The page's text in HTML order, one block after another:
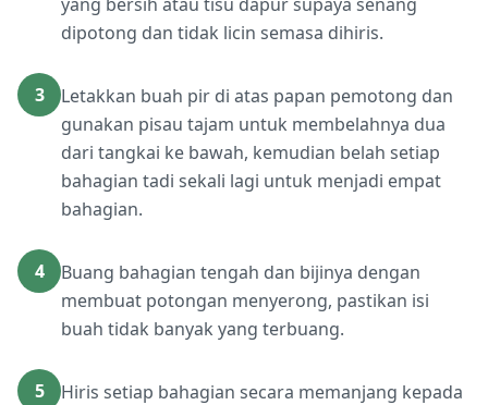
dipotong dan tidak licin semasa dihiris.
3
Letakkan buah pir di atas papan pemotong dan
gunakan pisau tajam untuk membelahnya dua
dari tangkai ke bawah, kemudian belah setiap
bahagian tadi sekali lagi untuk menjadi empat
bahagian.
4
Buang bahagian tengah dan bijinya dengan
membuat potongan menyerong, pastikan isi
buah tidak banyak yang terbuang.
5
Hiris setiap bahagian secara memanjang kepada